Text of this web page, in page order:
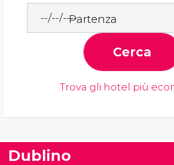
Partenza
Cerca
Trova gli hotel più
Dublino